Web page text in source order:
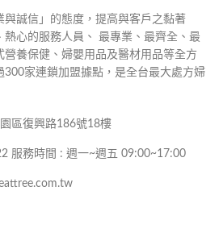
與誠信」的態度，提高與客戶之黏著
熱心的服務人員、 最專業、最齊全、最
營養保健、婦嬰用品及醫材用品等全方
300家連鎖加盟據點，是全台最大處方婦
區復興路186號18樓
服務時間 : 週一~週五 09:00~17:00